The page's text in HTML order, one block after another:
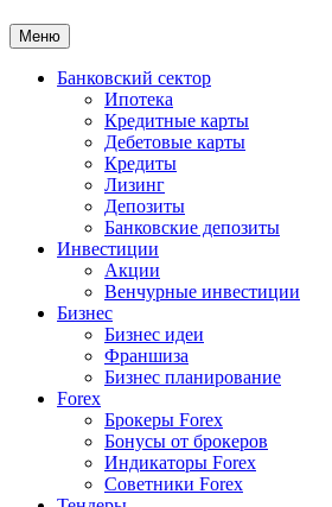
Меню
Банковский сектор
Ипотека
Кредитные карты
Дебетовые карты
Кредиты
Лизинг
Депозиты
Банковские депозиты
Инвестиции
Акции
Венчурные инвестиции
Бизнес
Бизнес идеи
Франшиза
Бизнес планирование
Forex
Брокеры Forex
Бонусы от брокеров
Индикаторы Forex
Советники Forex